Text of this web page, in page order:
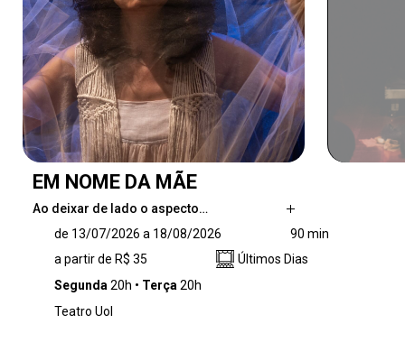
EM NOME DA MÃE
Ao deixar de lado o aspecto…
desmistificar a figura de Maria de Nazaré,
mãe de Jesus, o espetáculo “Em Nome da
Mãe” aborda a jornada íntima de uma jovem,
sofrido os preconceitos de uma sociedade
de 13/07/2026 a 18/08/2026
90 min
a partir de R$ 35
Últimos Dias
Segunda 20h Terça 20h
Teatro Uol